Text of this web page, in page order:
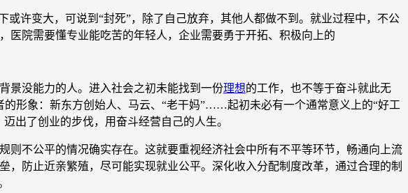
变大，可说到“封死”，除了自己放弃，其他人都做不到。就业过程中，不公
医院需要懂专业能吃苦的年轻人，企业需要勇于开拓、积极向上的
景没能力的人。进入社会之初未能找到一份理想的工作，也不等于奋斗就此无
的形象：新东方创始人、马云、“老干妈”……起初未必有一个通常意义上的“好工
出了创业的步伐，用奋斗经营自己的人生。
则不公平的情况确实存在。这就要重视经济社会中所有不平等环节，畅通向上流
防止近亲繁殖，尽可能实现就业公平。深化收入分配制度改革，通过合理的制